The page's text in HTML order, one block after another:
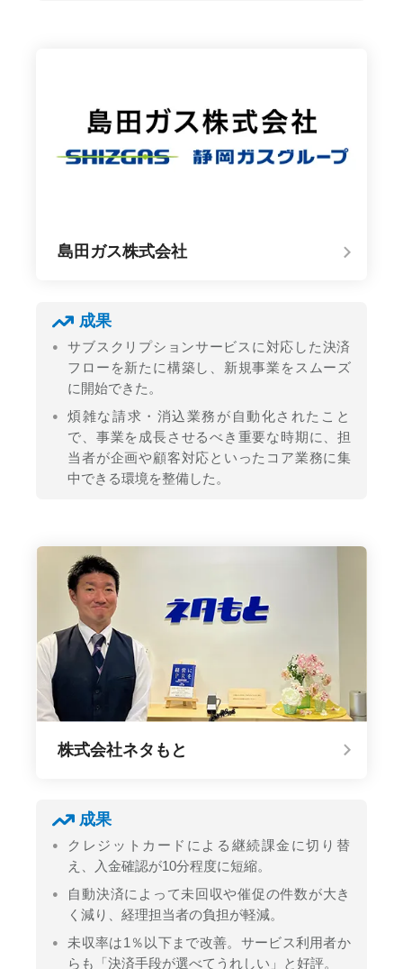
島田ガス株式会社
成果
サブスクリプションサービスに対応した決済
フローを新たに構築し、新規事業をスムーズ
に開始できた。
煩雑な請求・消込業務が自動化されたこと
で、事業を成長させるべき重要な時期に、担
当者が企画や顧客対応といったコア業務に集
中できる環境を整備した。
株式会社ネタもと
成果
クレジットカードによる継続課金に切り替
え、入金確認が10分程度に短縮。
自動決済によって未回収や催促の件数が大き
く減り、経理担当者の負担が軽減。
未収率は1％以下まで改善。サービス利用者か
らも「決済手段が選べてうれしい」と好評。